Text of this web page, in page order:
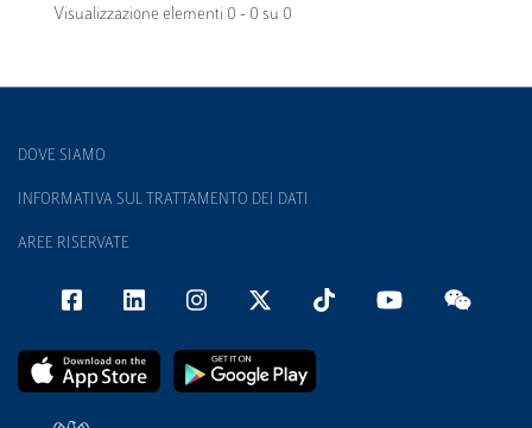
Visualizzazione elementi 0 - 0 su 0
DOVE SIAMO
INFORMATIVA SUL TRATTAMENTO DEI DATI
AREE RISERVATE